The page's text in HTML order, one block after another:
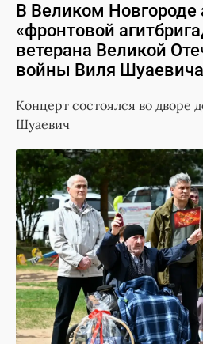
В Великом Новгороде
«фронтовой
ветерана Великой
войны Виля
Концерт состоялся во дворе
Шуаевич